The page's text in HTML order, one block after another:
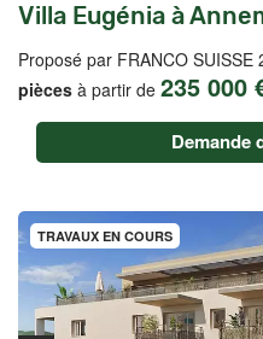
Villa Eugénia à
Proposé par FRANCO SUISSE
pièces à partir de 235 000
Demande
TRAVAUX EN COURS